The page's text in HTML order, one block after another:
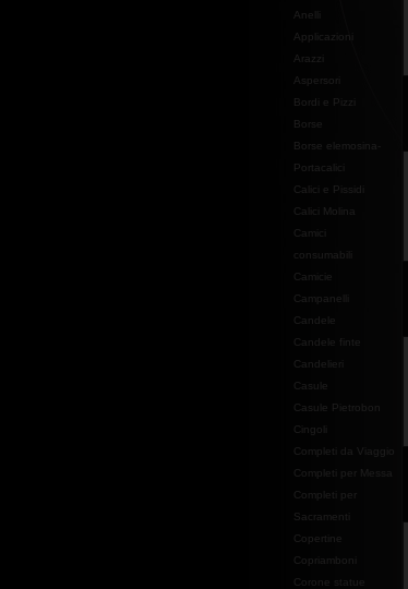
Anelli
Applicazioni
Arazzi
Aspersori
Bordi e Pizzi
Borse
Borse elemosina-
Portacalici
Calici e Pissidi
Calici Molina
Camici
consumabili
Camicie
Campanelli
Candele
Candele finte
Candelieri
Casule
Casule Pietrobon
Cingoli
Completi da Viaggio
Completi per Messa
Completi per
Sacramenti
Copertine
Copriamboni
Corone statue